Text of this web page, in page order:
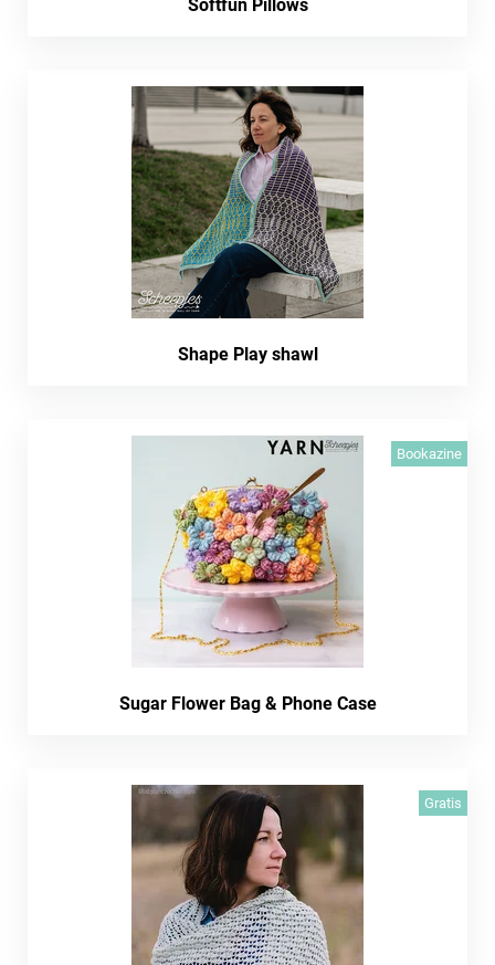
Softfun Pillows
Shape Play shawl
Bookazine
Sugar Flower Bag & Phone Case
Gratis